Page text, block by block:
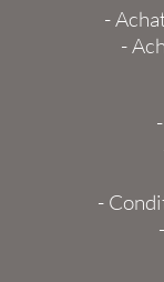
-
-
-
-
-